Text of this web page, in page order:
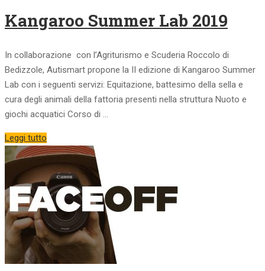
Kangaroo Summer Lab 2019
In collaborazione con l’Agriturismo e Scuderia Roccolo di
Bedizzole, Autismart propone la II edizione di Kangaroo Summer
Lab con i seguenti servizi: Equitazione, battesimo della sella e
cura degli animali della fattoria presenti nella struttura Nuoto e
giochi acquatici Corso di …
Leggi tutto